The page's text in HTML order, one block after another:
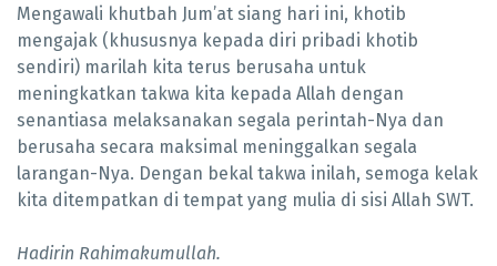
Mengawali khutbah Jum’at siang hari ini, khotib
mengajak (khususnya kepada diri pribadi khotib
sendiri) marilah kita terus berusaha untuk
meningkatkan takwa kita kepada Allah dengan
senantiasa melaksanakan segala perintah-Nya dan
berusaha secara maksimal meninggalkan segala
larangan-Nya. Dengan bekal takwa inilah, semoga kelak
kita ditempatkan di tempat yang mulia di sisi Allah SWT.
Hadirin Rahimakumullah.